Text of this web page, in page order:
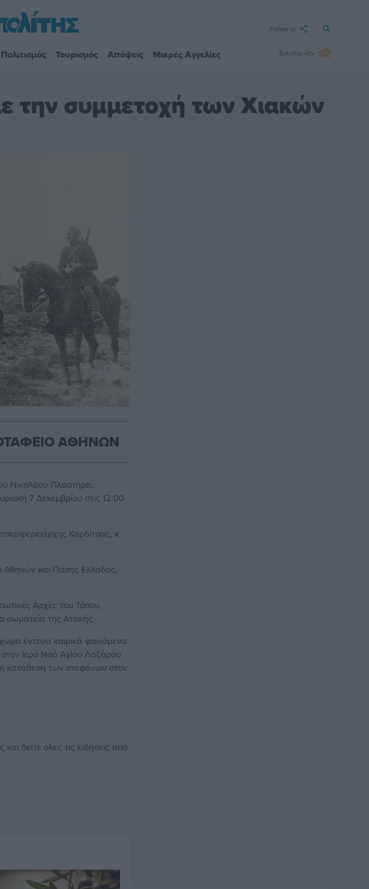
Follow us
Πολιτισμός Τουρισμός Απόψεις Μικρές Αγγελίες Έντυπος «π»
την συμμετοχή των Χιακών
ΑΘΗΝΩΝ
Νικολάου Πλαστήρα,
7 Δεκεμβρίου στις 12:00
Καρδίτσας, κ.
Αθηνών και Πάσης Ελλάδος,
Αρχές του Τόπου,
σωματεία της Αττικής.
έντονα καιρικά φαινόμενα
Ιερό Ναό Αγίου Λαζάρου
η κατάθεση των στεφάνων στον
και δείτε όλες τις ειδήσεις από